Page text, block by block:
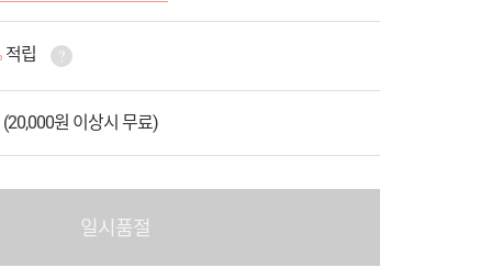
적립
원 이상시 무료)
일시품절